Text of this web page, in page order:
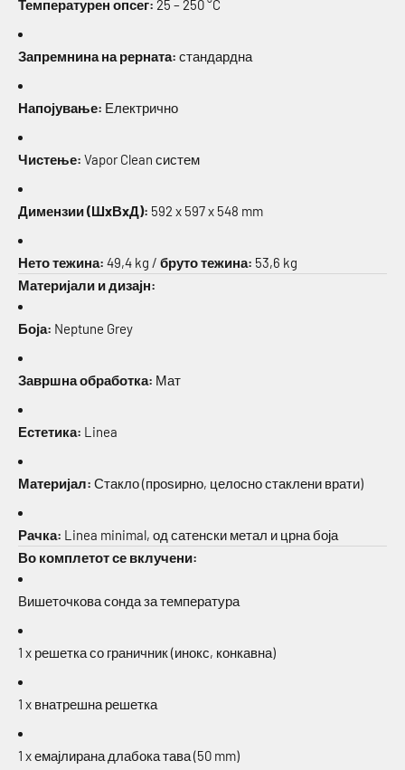
Температурен опсег: 25 – 250 °C
Запремнина на рерната: стандардна
Напојување: Електрично
Чистење: Vapor Clean систем
Димензии (ШxВxД): 592 x 597 x 548 mm
Нето тежина: 49,4 kg / бруто тежина: 53,6 kg
Материјали и дизајн:
Боја: Neptune Grey
Завршна обработка: Мат
Естетика: Linea
Материјал: Стакло (проѕирно, целосно стаклени врати)
Рачка: Linea minimal, од сатенски метал и црна боја
Во комплетот се вклучени:
Вишеточкова сонда за температура
1 x решетка со граничник (инокс, конкавна)
1 x внатрешна решетка
1 x емајлирана длабока тава (50 mm)